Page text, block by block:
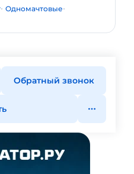
Одномачтовые
Обратный звонок